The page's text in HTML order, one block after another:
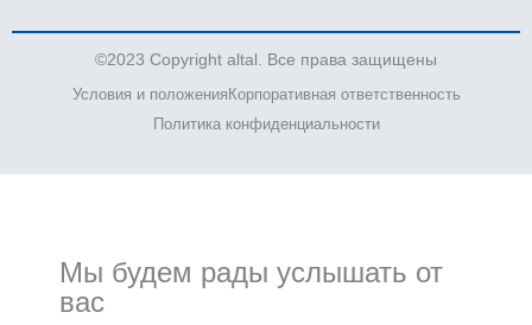
©2023 Copyright altal. Все права защищены
Условия и положения Корпоративная ответственность
Политика конфиденциальности
Мы будем рады услышать от
вас